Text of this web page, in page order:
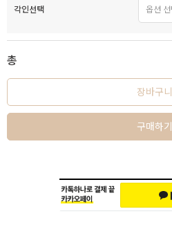
각인선택
총
장바구니
구매하기